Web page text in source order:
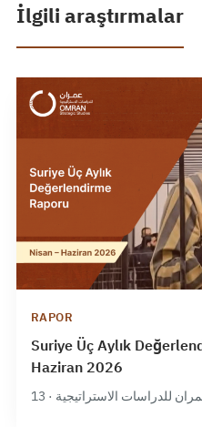
İlgili araştırmalar
RAPOR
Suriye Üç Aylık
Haziran 2026